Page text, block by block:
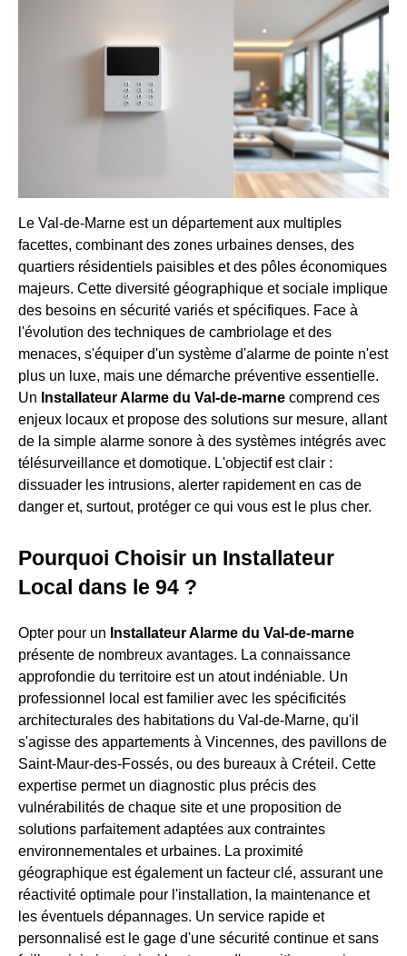
Le Val-de-Marne est un département aux multiples
facettes, combinant des zones urbaines denses, des
quartiers résidentiels paisibles et des pôles économiques
majeurs. Cette diversité géographique et sociale implique
des besoins en sécurité variés et spécifiques. Face à
l'évolution des techniques de cambriolage et des
menaces, s'équiper d'un système d'alarme de pointe n'est
plus un luxe, mais une démarche préventive essentielle.
Un Installateur Alarme du Val-de-marne comprend ces
enjeux locaux et propose des solutions sur mesure, allant
de la simple alarme sonore à des systèmes intégrés avec
télésurveillance et domotique. L'objectif est clair :
dissuader les intrusions, alerter rapidement en cas de
danger et, surtout, protéger ce qui vous est le plus cher.
Pourquoi Choisir un Installateur
Local dans le 94 ?
Opter pour un Installateur Alarme du Val-de-marne
présente de nombreux avantages. La connaissance
approfondie du territoire est un atout indéniable. Un
professionnel local est familier avec les spécificités
architecturales des habitations du Val-de-Marne, qu'il
s'agisse des appartements à Vincennes, des pavillons de
Saint-Maur-des-Fossés, ou des bureaux à Créteil. Cette
expertise permet un diagnostic plus précis des
vulnérabilités de chaque site et une proposition de
solutions parfaitement adaptées aux contraintes
environnementales et urbaines. La proximité
géographique est également un facteur clé, assurant une
réactivité optimale pour l'installation, la maintenance et
les éventuels dépannages. Un service rapide et
personnalisé est le gage d'une sécurité continue et sans